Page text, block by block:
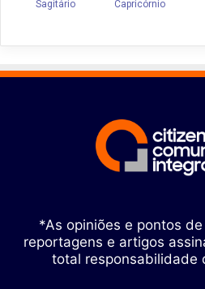
*As opiniões e pontos
reportagens e artigos
total responsabilidade